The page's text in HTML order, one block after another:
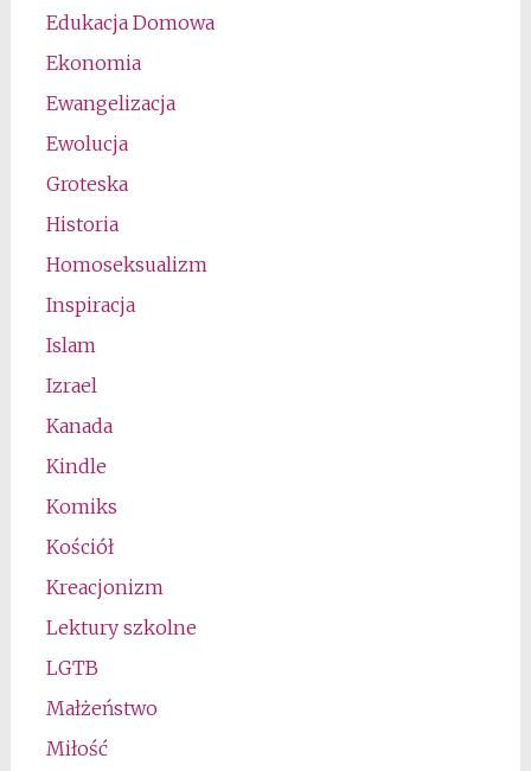
Edukacja Domowa
Ekonomia
Ewangelizacja
Ewolucja
Groteska
Historia
Homoseksualizm
Inspiracja
Islam
Izrael
Kanada
Kindle
Komiks
Kościół
Kreacjonizm
Lektury szkolne
LGTB
Małżeństwo
Miłość